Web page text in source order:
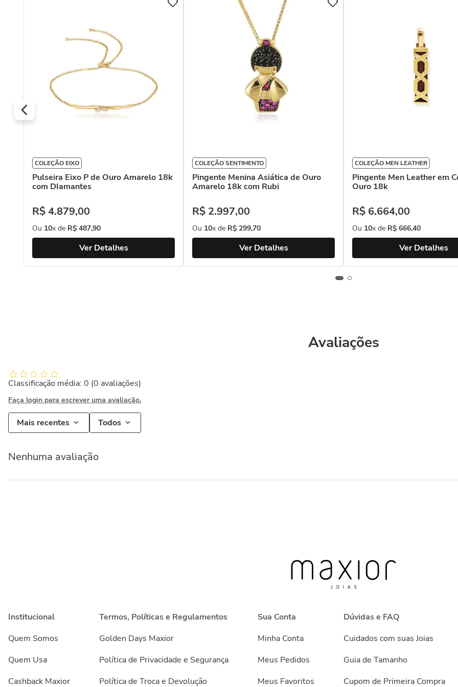
COLEÇÃO EIXO
Pulseira Eixo P de Ouro Amarelo 18k
com DIamantes
R$4.879,00
Ou 10x de R$ 487,90
Ver Detalhes
COLEÇÃO SENTIMENTO
Pingente Menina Asiática de Ouro
Amarelo 18k com Rubi
R$ 2.997,00
Ou 10x de R$ 299,70
Ver Detalhes
COLEÇÃO MEN LEATHER
Pingente Men Leather em
Ouro 18k
R$ 6.664,00
Ou 10x de R$ 666,40
Ver Detalhes
Avaliações
Classificação média: 0 (0 avaliações)
Faça login para escrever uma avaliação.
Mais recentes Todos
Nenhuma avaliação
Institucional
Quem Somos
Quem Usa
Cashback Maxior
Termos, Políticas e Regulamentos
Golden Days Maxior
Política de Privacidade e Segurança
Política de Troca e Devolução
Sua Conta
Minha Conta
Meus Pedidos
Meus Favoritos
Dúvidas e FAQ
Cuidados com suas Joias
Guia de Tamanho
Cupom de Primeira Compra